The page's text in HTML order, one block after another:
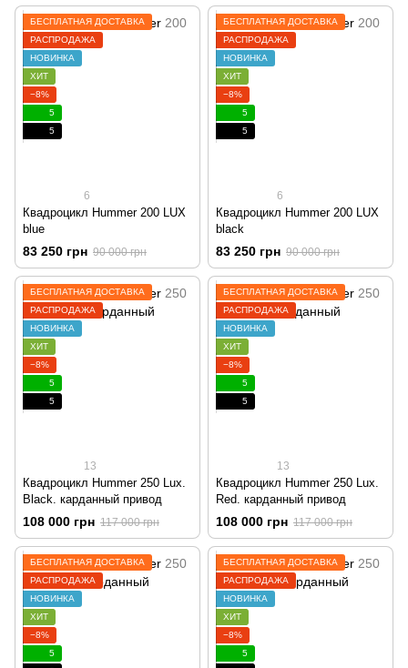
БЕСПЛАТНАЯ ДОСТАВКА
РАСПРОДАЖА
НОВИНКА
ХИТ
−8%
5
5
6
Квадроцикл Hummer 200 LUX
blue
83 250 грн 90 000 грн
БЕСПЛАТНАЯ ДОСТАВКА
РАСПРОДАЖА
НОВИНКА
ХИТ
−8%
5
5
6
Квадроцикл Hummer 200 LUX
black
83 250 грн 90 000 грн
БЕСПЛАТНАЯ ДОСТАВКА
РАСПРОДАЖА
НОВИНКА
ХИТ
−8%
5
5
13
Квадроцикл Hummer 250 Lux.
Black. карданный привод
108 000 грн 117 000 грн
БЕСПЛАТНАЯ ДОСТАВКА
РАСПРОДАЖА
НОВИНКА
ХИТ
−8%
5
5
13
Квадроцикл Hummer 250 Lux.
Red. карданный привод
108 000 грн 117 000 грн
БЕСПЛАТНАЯ ДОСТАВКА
РАСПРОДАЖА
НОВИНКА
ХИТ
−8%
5
БЕСПЛАТНАЯ ДОСТАВКА
РАСПРОДАЖА
НОВИНКА
ХИТ
−8%
5